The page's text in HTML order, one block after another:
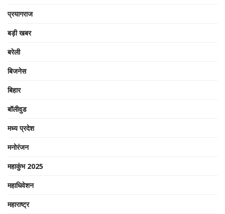
प्रयागराज
बड़ी खबर
बरेली
बिजनेस
बिहार
बॉलीवुड
मध्य प्रदेश
मनोरंजन
महाकुंभ 2025
महाधिवेशन
महाराष्ट्र